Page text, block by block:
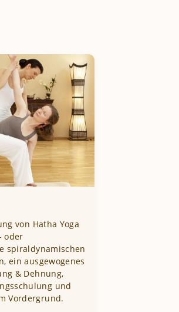
von Hatha Yoga
oder
spiraldynamischen
ein ausgewogenes
& Dehnung,
und
Vordergrund.